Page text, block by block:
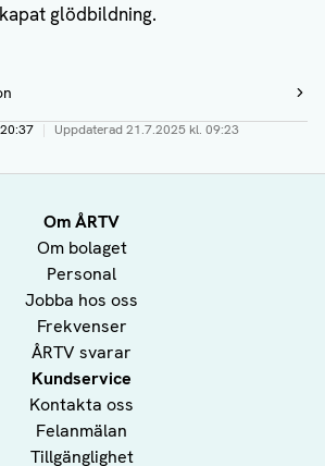
glödbildning.
| Uppdaterad21.7.2025 kl. 09:23
Om ÅRTV
Om bolaget
Personal
Jobba hos oss
Frekvenser
ÅRTV svarar
Kundservice
Kontakta oss
Felanmälan
Tillgänglighet